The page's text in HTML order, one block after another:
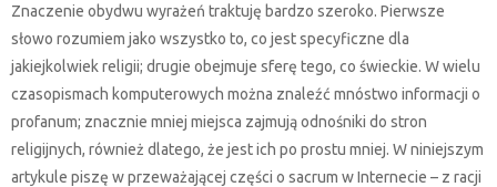
Znaczenie obydwu wyrażeń traktuję bardzo szeroko. Pierwsze
słowo rozumiem jako wszystko to, co jest specyficzne dla
jakiejkolwiek religii; drugie obejmuje sferę tego, co świeckie. W wielu
czasopismach komputerowych można znaleźć mnóstwo informacji o
profanum; znacznie mniej miejsca zajmują odnośniki do stron
religijnych, również dlatego, że jest ich po prostu mniej. W niniejszym
artykule piszę w przeważającej części o sacrum w Internecie – z racji